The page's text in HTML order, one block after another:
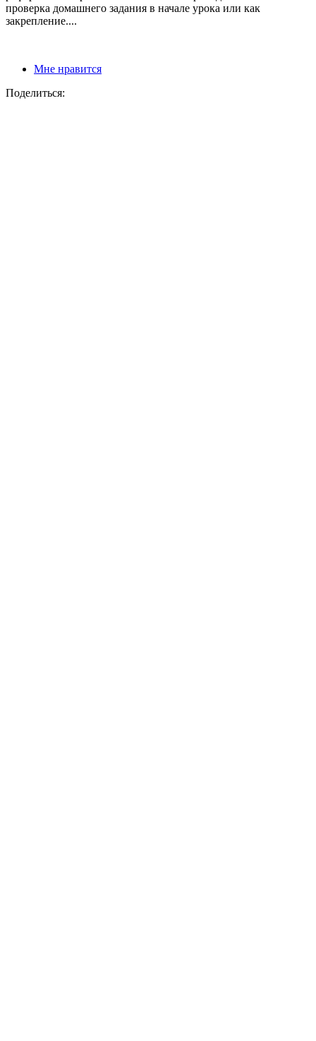
проверка домашнего задания в начале урока или как
закрепление....
Мне нравится
Поделиться: